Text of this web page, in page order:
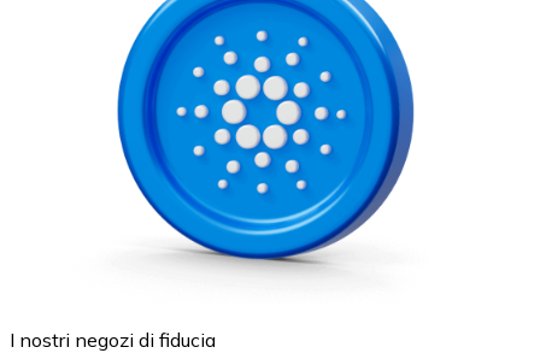
I nostri negozi di fiducia